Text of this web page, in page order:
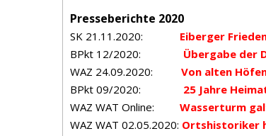
Presseberichte 2020
SK 21.11.2020: Eiberger
BPkt 12/2020: Übergabe der
WAZ 24.09.2020: Von alten
BPkt 09/2020: 25 Jahre
WAZ WAT Online: Wasserturm
WAZ WAT 02.05.2020: Ortshistoriker